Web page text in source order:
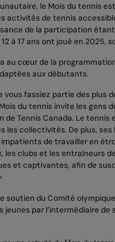
le Mois du tennis
activités de tennis
de la participation
à 17 ans ont joué en 2025,
au cœur de la
aux débutants.
vous fassiez partie des plus
du tennis invite les
de Tennis Canada. Le
les collectivités. De plus,
de travailler en
clubs et les entraîneurs
et captivantes, afin de
soutien du Comité
par l’intermédiaire